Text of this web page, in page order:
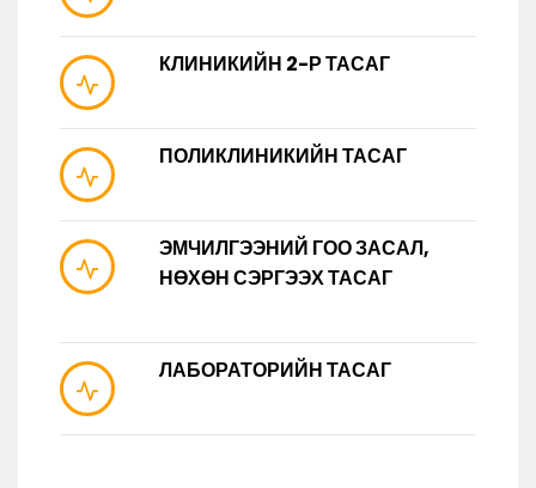
КЛИНИКИЙН 2-Р ТАСАГ
ПОЛИКЛИНИКИЙН ТАСАГ
ЭМЧИЛГЭЭНИЙ ГОО ЗАСАЛ,
НӨХӨН СЭРГЭЭХ ТАСАГ
ЛАБОРАТОРИЙН ТАСАГ